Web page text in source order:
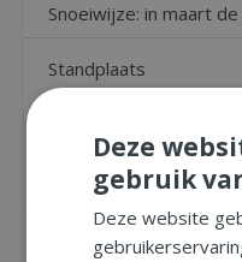
Snoeiwijze: in maart
Standplaats
Halfschaduw, Zon
Toepassing
Bodembedekker
Winterhard
Deze
gebruik
Deze website